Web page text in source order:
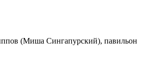
(Миша Сингапурский), павильон